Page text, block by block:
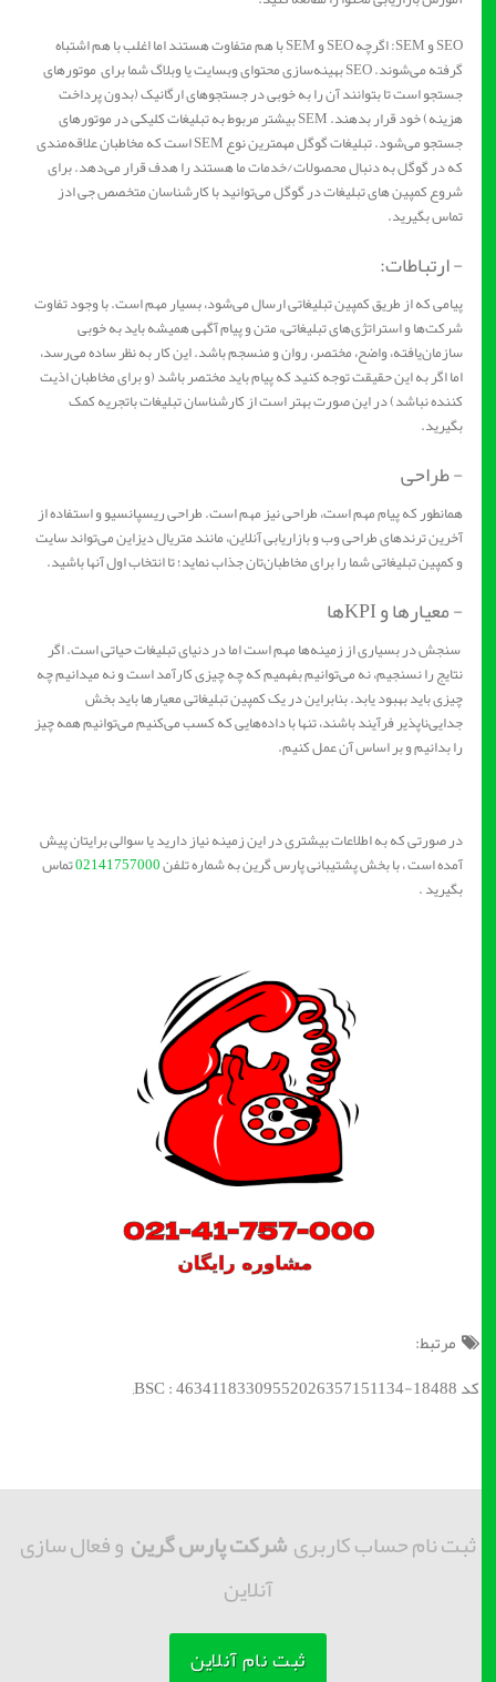
SEO و SEM: اگرچه SEO و SEM با هم متفاوت هستند اما اغلب با هم اشتباه
گرفته می‌شوند. SEO بهینه‌سازی محتوای وبسایت یا وبلاگ شما برای موتورهای
جستجو است تا بتوانند آن را به خوبی در جستجوهای ارگانیک (بدون پرداخت
هزینه) خود قرار بدهند. SEM بیشتر مربوط به تبلیغات کلیکی در موتورهای
جستجو می‌شود. تبلیغات گوگل مهمترین نوع SEM است که مخاطبان علاقه‌مندی
که در گوگل به دنبال محصولات/خدمات ما هستند را هدف قرار می‌دهد. برای
شروع کمپین های تبلیغات در گوگل می‌توانید با کارشناسان متخصص جی ادز
تماس بگیرید.
- ارتباطات:
پیامی که از طریق کمپین تبلیغاتی ارسال می‌شود، بسیار مهم است. با وجود تفاوت
شرکت‌ها و استراتژی‌های تبلیغاتی، متن و پیام آگهی همیشه باید به خوبی
سازمان‌یافته، واضح، مختصر، روان و منسجم باشد. این کار به نظر ساده می‌رسد،
اما اگر به این حقیقت توجه کنید که پیام باید مختصر باشد (و برای مخاطبان اذیت
کننده نباشد) در این صورت بهتر است از کارشناسان تبلیغات باتجریه کمک
بگیرید.
- طراحی
همانطور که پیام مهم است، طراحی نیز مهم است. طراحی ریسپانسیو و استفاده از
آخرین ترندهای طراحی وب و بازاریابی آنلاین، مانند متریال دیزاین می‌تواند سایت
و کمپین تبلیغاتی شما را برای مخاطبان‌تان جذاب نماید؛ تا انتخاب اول آنها باشید.
- معیارها و KPIها
سنجش در بسیاری از زمینه‌ها مهم است اما در دنیای تبلیغات حیاتی است. اگر
نتایج را نسنجیم، نه می‌توانیم بفهمیم که چه چیزی کارآمد است و نه میدانیم چه
چیزی باید بهبود یابد. بنابراین در یک کمپین تبلیغاتی معیارها باید بخش
جدایی‌ناپذیر فرآیند باشند، تنها با داده‌هایی که کسب می‌کنیم می‌توانیم همه چیز
را بدانیم و بر اساس آن عمل کنیم.
در صورتی که به اطلاعات بیشتری در این زمینه نیاز دارید یا سوالی برایتان پیش
آمده است ، با بخش پشتیبانی پارس گرین به شماره تلفن02141757000تماس
بگیرید .
مرتبط:
کد BSC : 46341183309552026357151134-18488;
ثبت نام حساب کاربریشرکت پارس گرینو فعال سازی
آنلاین
ثبت نام آنلاین